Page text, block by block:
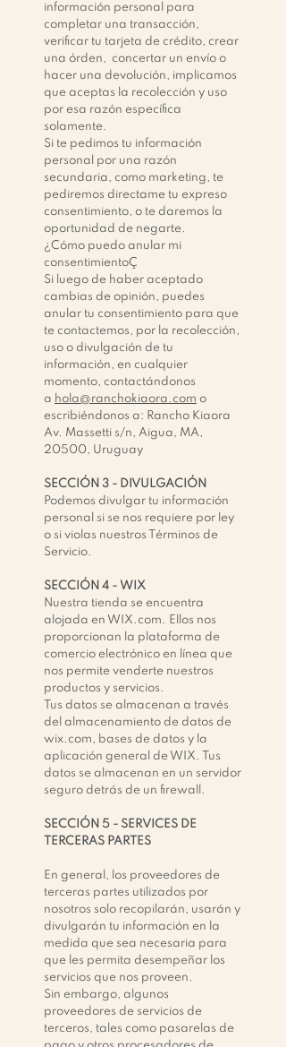
información personal para
completar una transacción,
verificar tu tarjeta de crédito, crear
una órden, concertar un envío o
hacer una devolución, implicamos
que aceptas la recolección y uso
por esa razón específica
solamente.
Si te pedimos tu información
personal por una razón
secundaria, como marketing, te
pediremos directame tu expreso
consentimiento, o te daremos la
oportunidad de negarte.
¿Cómo puedo anular mi
consentimientoÇ
Si luego de haber aceptado
cambias de opinión, puedes
anular tu consentimiento para que
te contactemos, por la recolección,
uso o divulgación de tu
información, en cualquier
momento, contactándonos
a hola@ranchokiaora.com o
escribiéndonos a: Rancho Kiaora
Av. Massetti s/n, Aigua, MA,
20500, Uruguay
SECCIÓN 3 - DIVULGACIÓN
Podemos divulgar tu información
personal si se nos requiere por ley
o si violas nuestros Términos de
Servicio.
SECCIÓN 4 - WIX
Nuestra tienda se encuentra
alojada en WIX.com. Ellos nos
proporcionan la plataforma de
comercio electrónico en línea que
nos permite venderte nuestros
productos y servicios.
Tus datos se almacenan a través
del almacenamiento de datos de
wix.com, bases de datos y la
aplicación general de WIX. Tus
datos se almacenan en un servidor
seguro detrás de un firewall.
SECCIÓN 5 - SERVICES DE
TERCERAS PARTES
En general, los proveedores de
terceras partes utilizados por
nosotros solo recopilarán, usarán y
divulgarán tu información en la
medida que sea necesaria para
que les permita desempeñar los
servicios que nos proveen.
Sin embargo, algunos
proveedores de servicios de
terceros, tales como pasarelas de